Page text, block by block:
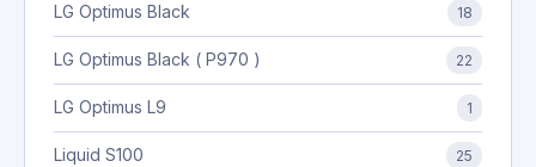
LG Optimus Black 18
LG Optimus Black ( P970 ) 22
LG Optimus L9 1
Liquid S100 25